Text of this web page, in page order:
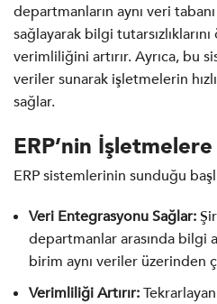
departmanların aynı veri
sağlayarak bilgi
verimliliğini artırır. Ayrıca, bu
veriler sunarak işletmelerin
sağlar.
ERP’nin
ERP sistemlerinin sunduğu
Veri Entegrasyonu Sağlar:
departmanlar arasında bilgi
birim aynı veriler üzerinden
Verimliliği Artırır: